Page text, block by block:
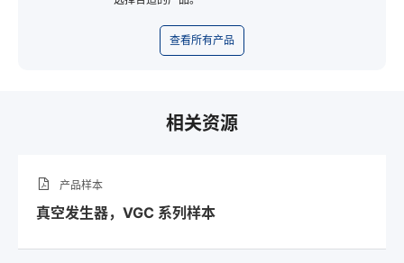
查看所有产品
相关资源
产品样本
真空发生器，VGC 系列样本